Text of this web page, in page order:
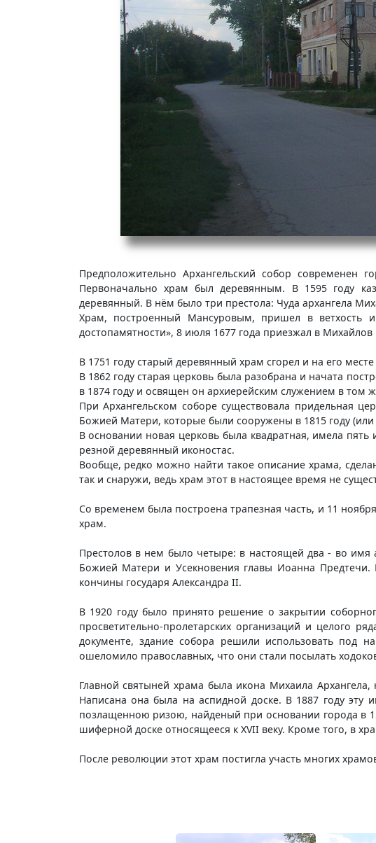
Предположительно Архангельский собор
Первоначально храм был деревянным. В 1595 году
деревянный. В нём было три престола: Чуда архангела
Храм, построенный Мансуровым, пришел в ветхость
достопамятности», 8 июля 1677 года приезжал в
В 1751 году старый деревянный храм сгорел и на его
В 1862 году старая церковь была разобрана и начата
в 1874 году и освящен он архиерейским служением в том
При Архангельском соборе существовала придельная
Божией Матери, которые были сооружены в 1815 году
В основании новая церковь была квадратная, имела
резной деревянный иконостас.
Вообще, редко можно найти такое описание храма,
так и снаружи, ведь храм этот в настоящее время не
Со временем была построена трапезная часть, и 11
храм.
Престолов в нем было четыре: в настоящей два - во имя
Божией Матери и Усекновения главы Иоанна
кончины государя Александра II.
В 1920 году было принято решение о закрытии
просветительно-пролетарских организаций и целого
документе, здание собора решили использовать под
ошеломило православных, что они стали посылать
Главной святыней храма была икона Михаила
Написана она была на аспидной доске. В 1887 году эту
позлащенною ризою, найденый при основании города в
шиферной доске относящееся к XVII веку. Кроме того, в
После революции этот храм постигла участь многих